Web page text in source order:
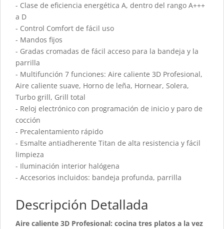
- Clase de eficiencia energética A, dentro del rango A+++
a D
- Control Comfort de fácil uso
- Mandos fijos
- Gradas cromadas de fácil acceso para la bandeja y la
parrilla
- Multifunción 7 funciones: Aire caliente 3D Profesional,
Aire caliente suave, Horno de leña, Hornear, Solera,
Turbo grill, Grill total
- Reloj electrónico con programación de inicio y paro de
cocción
- Precalentamiento rápido
- Esmalte antiadherente Titan de alta resistencia y fácil
limpieza
- Iluminación interior halógena
- Accesorios incluidos: bandeja profunda, parrilla
Descripción Detallada
Aire caliente 3D Profesional: cocina tres platos a la vez